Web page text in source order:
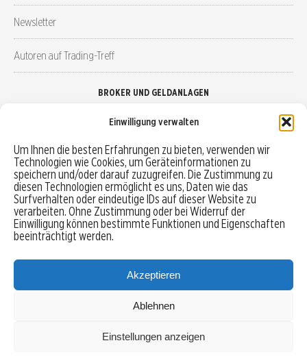
Einwilligung verwalten
Um Ihnen die besten Erfahrungen zu bieten, verwenden wir
Technologien wie Cookies, um Geräteinformationen zu
speichern und/oder darauf zuzugreifen. Die Zustimmung zu
diesen Technologien ermöglicht es uns, Daten wie das
Surfverhalten oder eindeutige IDs auf dieser Website zu
verarbeiten. Ohne Zustimmung oder bei Widerruf der
Einwilligung können bestimmte Funktionen und Eigenschaften
beeinträchtigt werden.
Akzeptieren
Ablehnen
Einstellungen anzeigen
Newsletter
Autoren auf Trading-Treff
BROKER UND GELDANLAGEN
Robo-Advisor vergleichen
Depotvergleich
Festgeld vergleichen
Tagesgeld vergleichen